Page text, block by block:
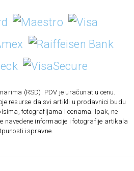
(RSD). PDV je uračunat u cenu.
resurse da svi artikli u prodavnici budu
fotografijama i cenama. Ipak, ne
navedene informacije i fotografije artikala
ispravne.